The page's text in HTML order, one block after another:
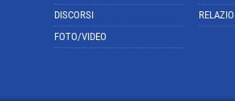
DISCORSI
FOTO/VIDEO